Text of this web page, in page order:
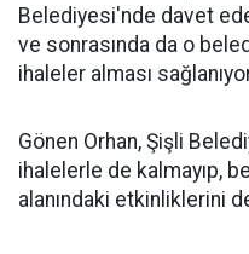
Belediyesi'nde davet
ve sonrasında da o
ihaleler alması
Gönen Orhan, Şişli
ihalelerle de kalmayıp,
alanındaki etkinliklerini